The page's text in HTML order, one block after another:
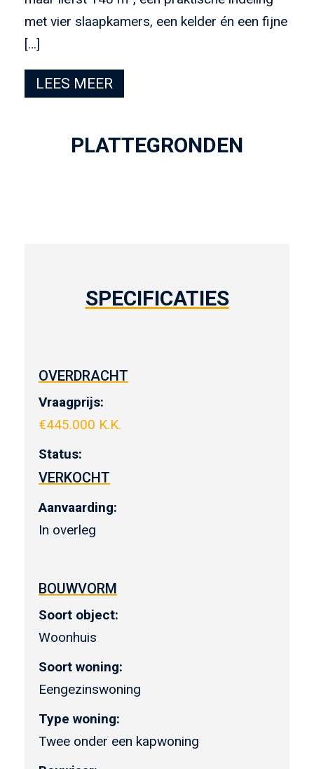
met vier slaapkamers, een kelder én een fijne
[…]
LEES MEER
PLATTEGRONDEN
SPECIFICATIES
OVERDRACHT
Vraagprijs:
€445.000 K.K.
Status:
VERKOCHT
Aanvaarding:
In overleg
BOUWVORM
Soort object:
Woonhuis
Soort woning:
Eengezinswoning
Type woning:
Twee onder een kapwoning